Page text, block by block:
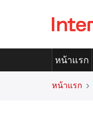
หน้าแรก
หน้าแรก